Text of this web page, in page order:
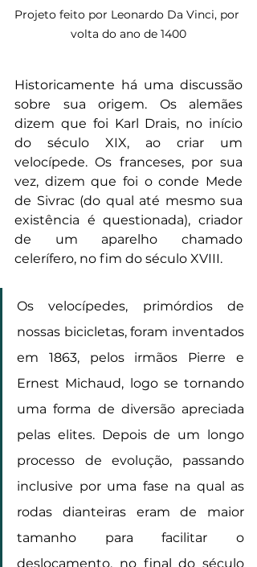
Projeto feito por Leonardo Da Vinci, por
volta do ano de 1400
Historicamente há uma discussão
sobre sua origem. Os alemães
dizem que foi Karl Drais, no início
do século XIX, ao criar um
velocípede. Os franceses, por sua
vez, dizem que foi o conde Mede
de Sivrac (do qual até mesmo sua
existência é questionada), criador
de um aparelho chamado
celerífero, no fim do século XVIII.
Os velocípedes, primórdios de
nossas bicicletas, foram inventados
em 1863, pelos irmãos Pierre e
Ernest Michaud, logo se tornando
uma forma de diversão apreciada
pelas elites. Depois de um longo
processo de evolução, passando
inclusive por uma fase na qual as
rodas dianteiras eram de maior
tamanho para facilitar o
deslocamento, no final do século